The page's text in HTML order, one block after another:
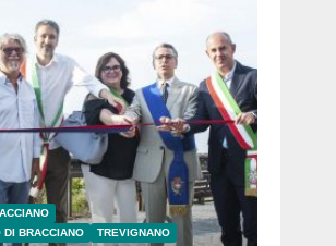
DI BRACCIANO
TREVIGNANO